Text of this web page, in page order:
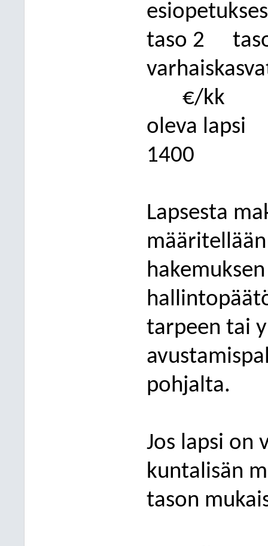
taso 2
€/kk
oleva lapsi
1400
Lapsesta
tarpeen tai
pohjalta.
Jos lapsi on
kuntalisän
tason